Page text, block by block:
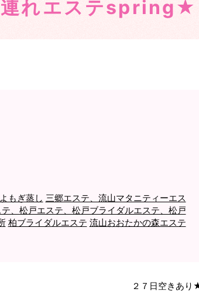
連れエステspring★
よもぎ蒸し 三郷エステ、流山マタニティーエス
、松戸エステ、松戸ブライダルエステ、松戸
柏ブライダルエステ 流山おおたかの森エステ
２７日空きあ